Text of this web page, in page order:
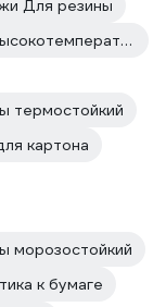
Для резины
Однокомпонентные Термостойкие (высокотемпературные)
термостойкий
картона
морозостойкий
к бумаге